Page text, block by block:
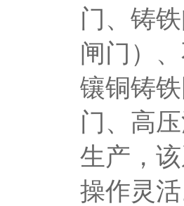
门、铸
闸门）
镶铜铸
门、高
生产，
操作灵